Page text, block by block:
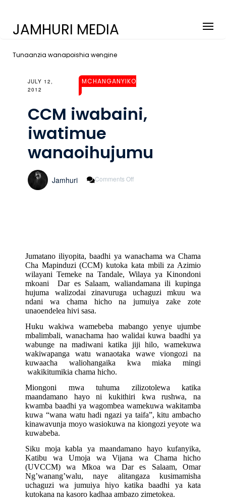
JAMHURI MEDIA
Tunaanzia wanapoishia wengine
JULY 12,
2012
MCHANGANYIKO
CCM iwabaini,
iwatimue
wanaoihujumu
Jamhuri Comments Off
Jumatano iliyopita, baadhi ya wanachama wa Chama
Cha Mapinduzi (CCM) kutoka kata mbili za Azimio
wilayani Temeke na Tandale, Wilaya ya Kinondoni
mkoani Dar es Salaam, waliandamana ili kupinga
hujuma walizodai zinavuruga uchaguzi mkuu wa
ndani wa chama hicho na jumuiya zake zote
unaoendelea hivi sasa.
Huku wakiwa wamebeba mabango yenye ujumbe
mbalimbali, wanachama hao walidai kuwa baadhi ya
wabunge na madiwani katika jiji hilo, wamekuwa
wakiwapanga watu wanaotaka wawe viongozi na
kuwaacha waliohangaika kwa miaka mingi
wakikitumikia chama hicho.
Miongoni mwa tuhuma zilizotolewa katika
maandamano hayo ni kukithiri kwa rushwa, na
kwamba baadhi ya wagombea wamekuwa wakitamba
kuwa “wana watu hadi ngazi ya taifa”, kitu ambacho
kinawavunja moyo wasiokuwa na kiongozi yeyote wa
kuwabeba.
Siku moja kabla ya maandamano hayo kufanyika,
Katibu wa Umoja wa Vijana wa Chama hicho
(UVCCM) wa Mkoa wa Dar es Salaam, Omar
Ng’wanang’walu, naye alitangaza kusimamisha
uchaguzi wa jumuiya hiyo katika baadhi ya kata
kutokana na kasoro kadhaa ambazo zimetokea.